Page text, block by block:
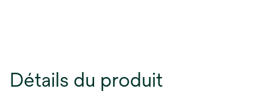
Détails du produit